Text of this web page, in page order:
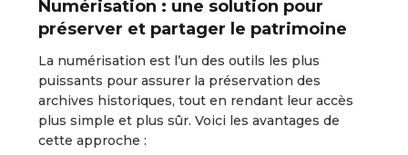
Numérisation : une solution pour
préserver et partager le patrimoine
La numérisation est l’un des outils les plus
puissants pour assurer la préservation des
archives historiques, tout en rendant leur accès
plus simple et plus sûr. Voici les avantages de
cette approche :